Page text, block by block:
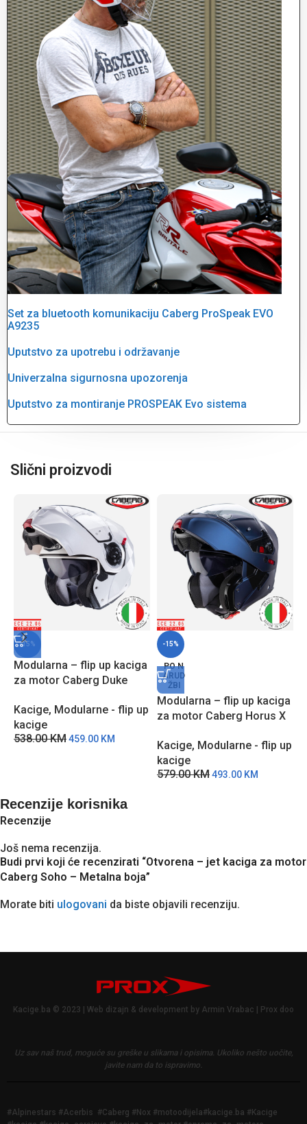
Set za bluetooth komunikaciju Caberg ProSpeak EVO
A9235
Uputstvo za upotrebu i održavanje
Univerzalna sigurnosna upozorenja
Uputstvo za montiranje PROSPEAK Evo sistema
Slični proizvodi
-15%
Modularna – flip up kaciga
za motor Caberg Duke
Kacige, Modularne - flip up
kacige
538.00KM459.00 KM
-15%
PO N
ARUD
ŽBI
Modularna – flip up kaciga
za motor Caberg Horus X
Kacige, Modularne - flip up
kacige
579.00KM493.00 KM
Recenzije korisnika
Recenzije
Još nema recenzija.
Budi prvi koji će recenzirati “Otvorena – jet kaciga za motor
Caberg Soho – Metalna boja”
Morate biti ulogovani da biste objavili recenziju.
Kacige.ba © 2023 | Web dizajn & development by Armin Vrabac | Prox doo
Uz sav naš trud, moguće su greške u slikama i opisima. Ukoliko nešto uočite,
javite nam da to ispravimo.
#Alpinestars #Acerbis #Caberg #Nox #motoodijela#kacige.ba #Kacige